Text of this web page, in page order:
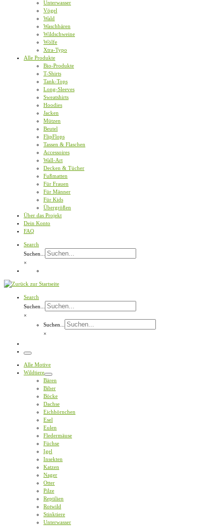
Unterwasser
Vögel
Wald
Waschbären
Wildschweine
Wölfe
Xtra-Typo
Alle Produkte
Bio-Produkte
T-Shirts
Tank-Tops
Long-Sleeves
Sweatshirts
Hoodies
Jacken
Mützen
Beutel
FlipFlops
Tassen & Flaschen
Accessoires
Wall-Art
Decken & Tücher
Fußmatten
Für Frauen
Für Männer
Für Kids
Übergrößen
Über das Projekt
Dein Konto
FAQ
Search
Suchen...
×
Search
Suchen...
×
Suchen...
×
Menü
Alle Motive
Wildtiere
Bären
Biber
Böcke
Dachse
Eichhörnchen
Esel
Eulen
Fledermäuse
Füchse
Igel
Insekten
Katzen
Nager
Otter
Pilze
Reptilien
Rotwild
Stinktiere
Unterwasser